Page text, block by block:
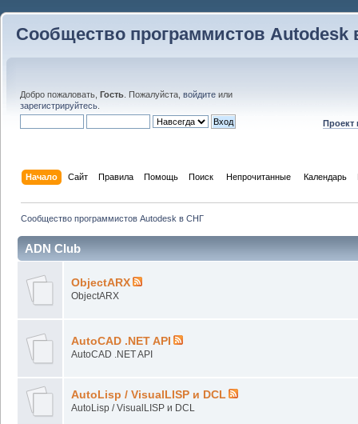
Сообщество программистов Autodesk
Добро пожаловать, Гость . Пожалуйста, войдите или
зарегистрируйтесь
Проект
Начало Сайт Правила Помощь Поиск Непрочитанные Календарь
Сообщество программистов Autodesk в СНГ
ADN Club
ObjectARX
ObjectARX
AutoCAD .NET API
AutoCAD .NET API
AutoLisp / VisualLISP и DCL
AutoLisp / VisualLISP и DCL